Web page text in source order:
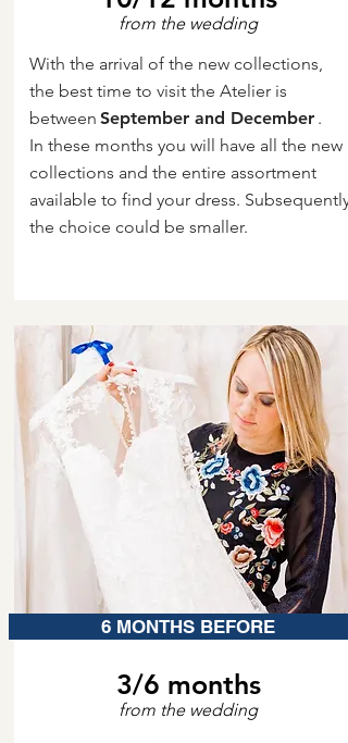
from the wedding
With the arrival of the new collections,
the best time to visit the Atelier is
between September and December .
In these months you will have all the new
collections and the entire assortment
available to find your dress. Subsequently
the choice could be smaller.
6 MONTHS BEFORE
3/6 months
from the wedding